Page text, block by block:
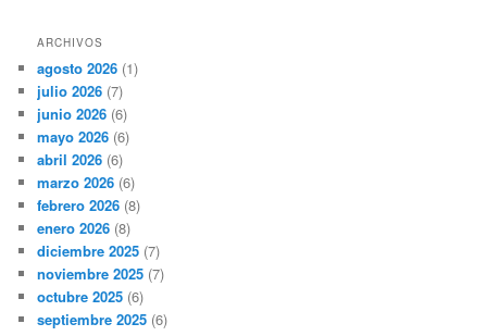
ARCHIVOS
agosto 2026 (1)
julio 2026 (7)
junio 2026 (6)
mayo 2026 (6)
abril 2026 (6)
marzo 2026 (6)
febrero 2026 (8)
enero 2026 (8)
diciembre 2025 (7)
noviembre 2025 (7)
octubre 2025 (6)
septiembre 2025 (6)